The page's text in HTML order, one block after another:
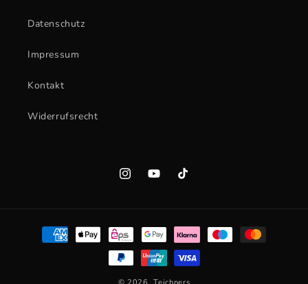
Datenschutz
Impressum
Kontakt
Widerrufsrecht
InstagramYouTubeTikTok
Zahlungsmethoden